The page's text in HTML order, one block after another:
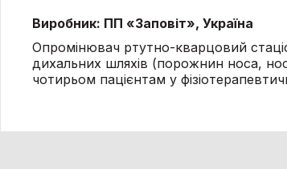
Виробник: ПП «Заповіт», Україна
Опромінювач ртутно-кварцовий
дихальних шляхів (порожнин носа,
чотирьом пацієнтам у